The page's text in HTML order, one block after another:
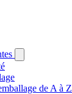
de A à Z